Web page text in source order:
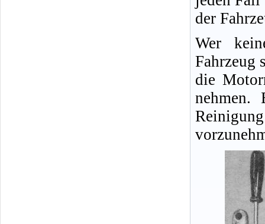
der
Wer
Fahrzeug
die
nehmen.